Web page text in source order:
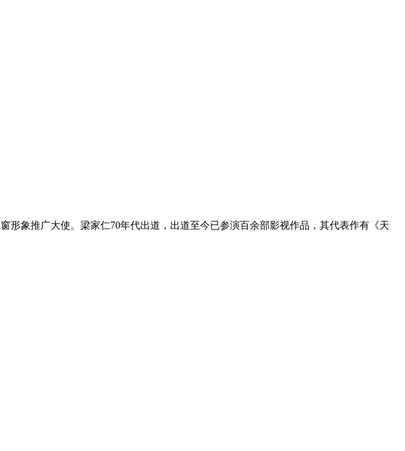
象推广大使。梁家仁70年代出道，出道至今已参演百余部影视作品，其代表作有《天